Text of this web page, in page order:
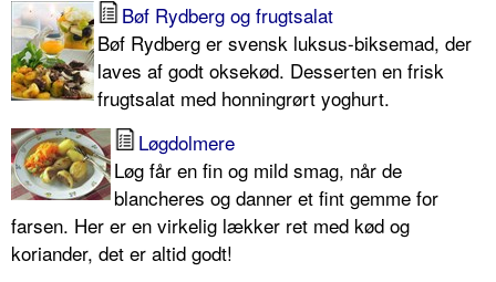
Bøf Rydberg og frugtsalat
Bøf Rydberg er svensk luksus-biksemad, der
laves af godt oksekød. Desserten en frisk
frugtsalat med honningrørt yoghurt.
Løgdolmere
Løg får en fin og mild smag, når de
blancheres og danner et fint gemme for
farsen. Her er en virkelig lækker ret med kød og
koriander, det er altid godt!